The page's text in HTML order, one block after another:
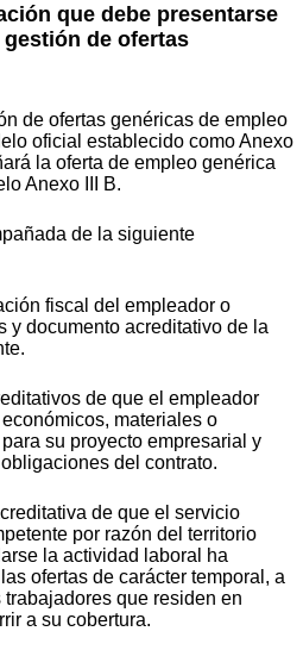
que debe presentarse
de ofertas
de ofertas genéricas de empleo
oficial establecido como Anexo
la oferta de empleo genérica
Anexo III B.
de la siguiente
fiscal del empleador o
y documento acreditativo de la
de que el empleador
materiales o
su proyecto empresarial y
del contrato.
de que el servicio
por razón del territorio
la actividad laboral ha
ofertas de carácter temporal, a
que residen en
a su cobertura.